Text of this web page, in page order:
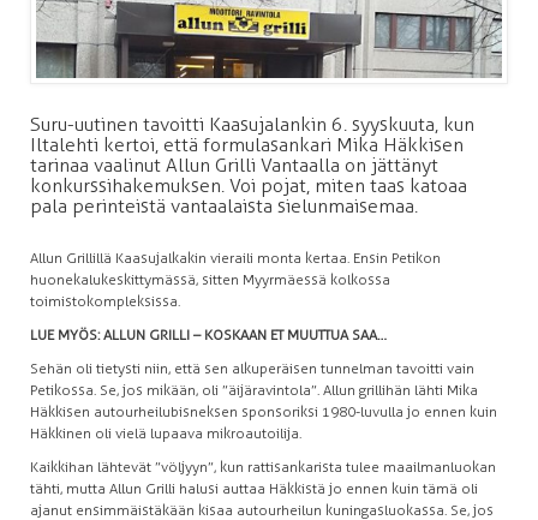
Suru-uutinen tavoitti Kaasujalankin 6. syyskuuta, kun
Iltalehti kertoi, että formulasankari Mika Häkkisen
tarinaa vaalinut Allun Grilli Vantaalla on jättänyt
konkurssihakemuksen. Voi pojat, miten taas katoaa
pala perinteistä vantaalaista sielunmaisemaa.
Allun Grillillä Kaasujalkakin vieraili monta kertaa. Ensin Petikon
huonekalukeskittymässä, sitten Myyrmäessä kolkossa
toimistokompleksissa.
LUE MYÖS: ALLUN GRILLI – KOSKAAN ET MUUTTUA SAA…
Sehän oli tietysti niin, että sen alkuperäisen tunnelman tavoitti vain
Petikossa. Se, jos mikään, oli ”äijäravintola”. Allun grillihän lähti Mika
Häkkisen autourheilubisneksen sponsoriksi 1980-luvulla jo ennen kuin
Häkkinen oli vielä lupaava mikroautoilija.
Kaikkihan lähtevät ”völjyyn”, kun rattisankarista tulee maailmanluokan
tähti, mutta Allun Grilli halusi auttaa Häkkistä jo ennen kuin tämä oli
ajanut ensimmäistäkään kisaa autourheilun kuningasluokassa. Se, jos